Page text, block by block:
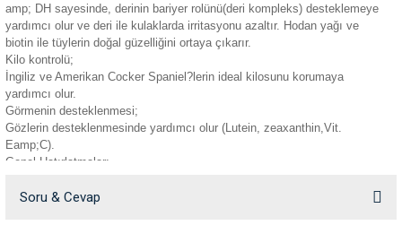
Ek Besinler
Kapları
Ek Besinleri
amp; DH sayesinde, derinin bariyer rolünü(deri kompleks) desteklemeye
yardımcı olur ve deri ile kulaklarda irritasyonu azaltır. Hodan yağı ve
biotin ile tüylerin doğal güzelliğini ortaya çıkarır.
Kilo kontrolü;
İngiliz ve Amerikan Cocker Spaniel?lerin ideal kilosunu korumaya
yardımcı olur.
Görmenin desteklenmesi;
Gözlerin desteklenmesinde yardımcı olur (Lutein, zeaxanthin,Vit.
Eamp;C).
Genel Hatırlatmalar:
saklamayınız.
Soru & Cevap